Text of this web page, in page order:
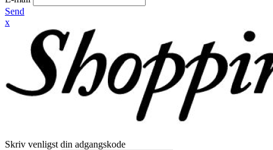
Send
x
Skriv venligst din adgangskode